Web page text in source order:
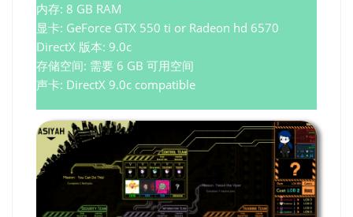
内存: 8 GB RAM
显卡: GeForce GTX 550 ti or Radeon hd 6570
DirectX 版本: 9.0c
存储空间: 需要 6 GB 可用空间
声卡: DirectX 9.0c compatible